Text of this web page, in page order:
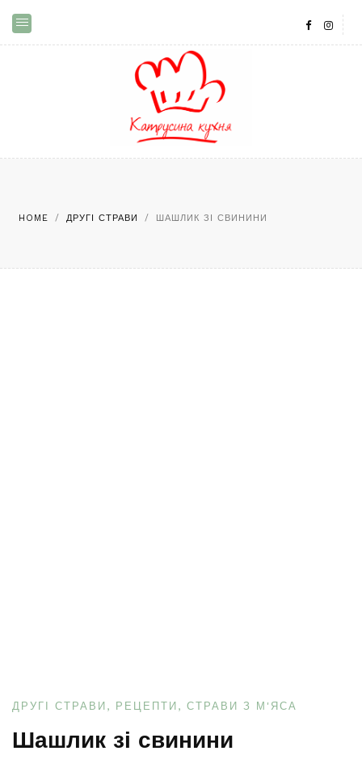
HOME / ДРУГІ СТРАВИ / ШАШЛИК ЗІ СВИНИНИ
ДРУГІ СТРАВИ РЕЦЕПТИ СТРАВИ З М'ЯСА
Шашлик зі свинини